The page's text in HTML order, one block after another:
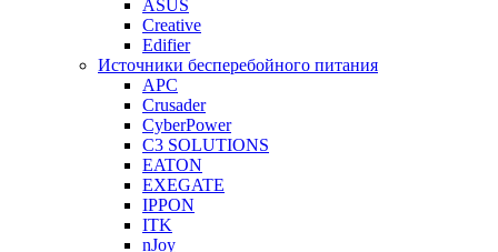
ASUS
Creative
Edifier
Источники бесперебойного питания
APC
Crusader
CyberPower
C3 SOLUTIONS
EATON
EXEGATE
IPPON
ITK
nJoy